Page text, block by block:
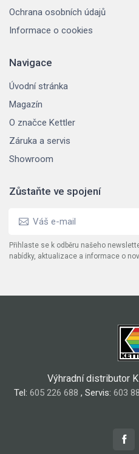
Ochrana osobních údajů
Informace o cookies
Navigace
Úvodní stránka
Magazín
O značce Kettler
Záruka a servis
Showroom
Zůstaňte ve spojení
Přihlaste se k odběru našeho
nabídky, aktualizace a informace o
Výhradní distributor
Tel: 605 226 688 , Servis: 603